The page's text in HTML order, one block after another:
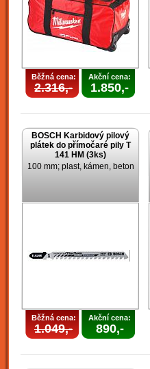
Běžná cena:
2.316,-
Akční cena:
1.850,-
BOSCH Karbidový pilový
plátek do přímočaré pily T
141 HM (3ks)
100 mm; plast, kámen, beton
Běžná cena:
1.049,-
Akční cena:
890,-